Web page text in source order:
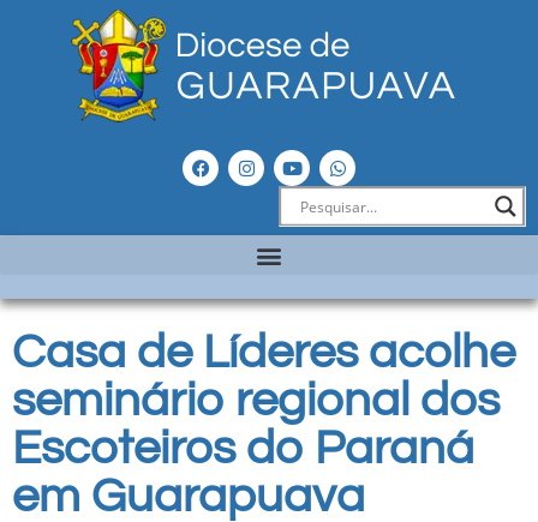
Casa de Líderes acolhe
seminário regional dos
Escoteiros do Paraná
em Guarapuava